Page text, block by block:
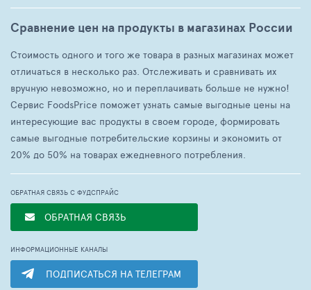
Сравнение цен на продукты в магазинах России
Стоимость одного и того же товара в разных магазинах может
отличаться в несколько раз. Отслеживать и сравнивать их
вручную невозможно, но и переплачивать больше не нужно!
Сервис FoodsPrice поможет узнать самые выгодные цены на
интересующие вас продукты в своем городе, формировать
самые выгодные потребительские корзины и экономить от
20% до 50% на товарах ежедневного потребления.
ОБРАТНАЯ СВЯЗЬ С ФУДСПРАЙС
ОБРАТНАЯ СВЯЗЬ
ИНФОРМАЦИОННЫЕ КАНАЛЫ
ПОДПИСАТЬСЯ НА ТЕЛЕГРАМ